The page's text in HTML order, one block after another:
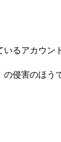
いるアカウン
侵害のほう